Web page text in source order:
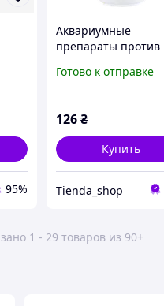
95%
Аквариумные
препараты против
инфекций - Rikka
Готово к отправке
126₴
Купить
Tienda_shop
1 - 29 товаров из 90+